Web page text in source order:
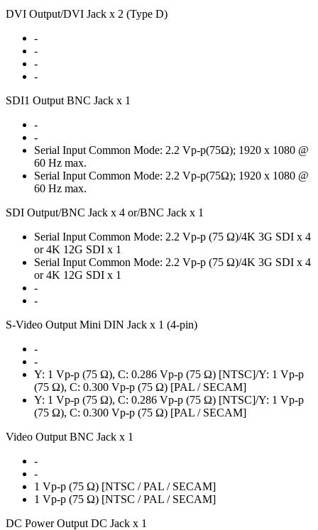
DVI Output/DVI Jack x 2 (Type D)
-
-
-
-
SDI1 Output BNC Jack x 1
-
-
Serial Input Common Mode: 2.2 Vp-p(75Ω); 1920 x 1080 @
60 Hz max.
Serial Input Common Mode: 2.2 Vp-p(75Ω); 1920 x 1080 @
60 Hz max.
SDI Output/BNC Jack x 4 or/BNC Jack x 1
Serial Input Common Mode: 2.2 Vp-p (75 Ω)/4K 3G SDI x 4
or 4K 12G SDI x 1
Serial Input Common Mode: 2.2 Vp-p (75 Ω)/4K 3G SDI x 4
or 4K 12G SDI x 1
-
-
S-Video Output Mini DIN Jack x 1 (4-pin)
-
-
Y: 1 Vp-p (75 Ω), C: 0.286 Vp-p (75 Ω) [NTSC]/Y: 1 Vp-p
(75 Ω), C: 0.300 Vp-p (75 Ω) [PAL / SECAM]
Y: 1 Vp-p (75 Ω), C: 0.286 Vp-p (75 Ω) [NTSC]/Y: 1 Vp-p
(75 Ω), C: 0.300 Vp-p (75 Ω) [PAL / SECAM]
Video Output BNC Jack x 1
-
-
1 Vp-p (75 Ω) [NTSC / PAL / SECAM]
1 Vp-p (75 Ω) [NTSC / PAL / SECAM]
DC Power Output DC Jack x 1